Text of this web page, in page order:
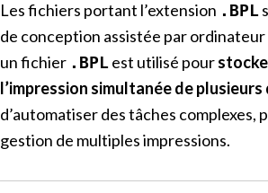
Les fichiers portant l’extension .BPL
de conception assistée par ordinateur
un fichier .BPLest utilisé pour
l’impression simultanée de
d’automatiser des tâches
gestion de multiples impressions.